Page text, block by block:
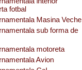
fotbal
Masina Veche
sub forma de
motoreta
Avion